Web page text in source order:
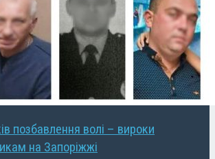
позбавлення волі – вироки
на Запоріжжі